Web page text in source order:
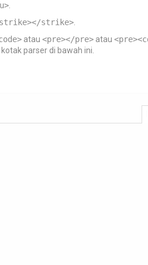
strike>
atau <pre></pre> atau
parser di bawah ini.